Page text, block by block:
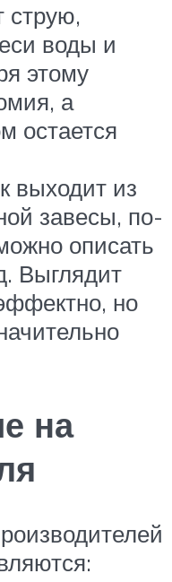
струю,
воды и
этому
а
остается
выходит из
завесы, по-
описать
Выглядит
но
на